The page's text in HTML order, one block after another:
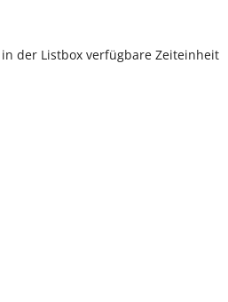
der Listbox verfügbare Zeiteinheit